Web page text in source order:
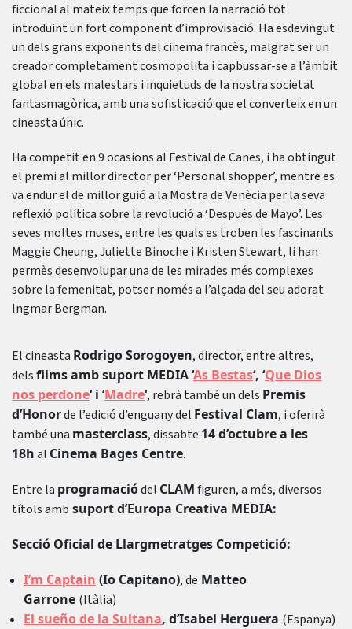
ficcional al mateix temps que forcen la narració tot
introduint un fort component d’improvisació. Ha esdevingut
un dels grans exponents del cinema francès, malgrat ser un
creador completament cosmopolita i capbussar-se a l’àmbit
global en els malestars i inquietuds de la nostra societat
fantasmagòrica, amb una sofisticació que el converteix en un
cineasta únic.
Ha competit en 9 ocasions al Festival de Canes, i ha obtingut
el premi al millor director per ‘Personal shopper’, mentre es
va endur el de millor guió a la Mostra de Venècia per la seva
reflexió política sobre la revolució a ‘Después de Mayo’. Les
seves moltes muses, entre les quals es troben les fascinants
Maggie Cheung, Juliette Binoche i Kristen Stewart, li han
permès desenvolupar una de les mirades més complexes
sobre la femenitat, potser només a l’alçada del seu adorat
Ingmar Bergman.
El cineasta Rodrigo Sorogoyen, director, entre altres,
delsfilms amb suport MEDIA ‘As Bestas‘, ‘Que Dios
nos perdone‘ i ‘Madre‘, rebrà també un dels Premis
d’Honorde l’edició d’enguany del Festival Clam, i oferirà
també una masterclass, dissabte 14 d’octubre a les
18hal Cinema Bages Centre.
Entre la programaciódel CLAMfiguren, a més, diversos
títols amb suport d’Europa Creativa MEDIA:
Secció Oficial de Llargmetratges Competició:
I’m Captain (Io Capitano), de Matteo
Garrone (Itàlia)
El sueño de la Sultana, d’Isabel Herguera (Espanya)